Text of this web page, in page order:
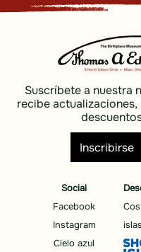
Suscríbete a nuestra
recibe
Inscribirse
Social
Facebook
Instagram
Cielo azul
islas